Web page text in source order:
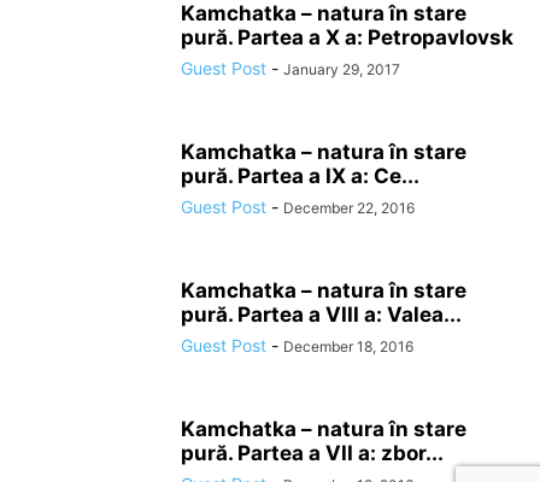
Kamchatka – natura în stare
pură. Partea a X a: Petropavlovsk
Guest Post - January 29, 2017
Kamchatka – natura în stare
pură. Partea a IX a: Ce...
Guest Post - December 22, 2016
Kamchatka – natura în stare
pură. Partea a VIII a: Valea...
Guest Post - December 18, 2016
Kamchatka – natura în stare
pură. Partea a VII a: zbor...